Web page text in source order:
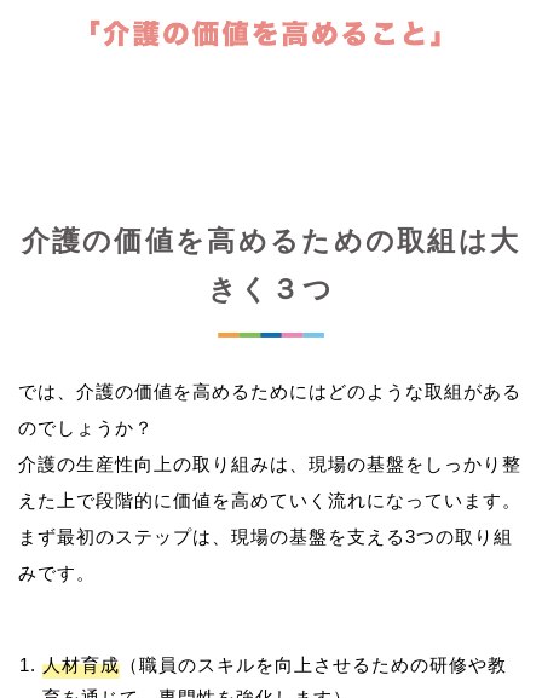
介護の価値を高めるための取組は大
きく３つ
では、介護の価値を高めるためにはどのような取組がある
のでしょうか？
介護の生産性向上の取り組みは、現場の基盤をしっかり整
えた上で段階的に価値を高めていく流れになっています。
まず最初のステップは、現場の基盤を支える3つの取り組
人材育成 （職員のスキルを向上させるための研修や教